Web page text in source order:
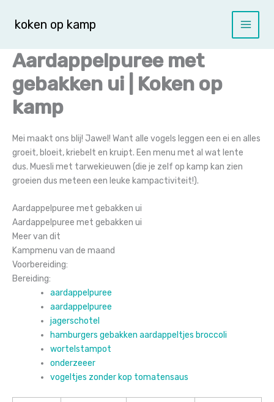
naar
inhoud
koken op kamp
Aardappelpuree met
gebakken ui | Koken op
kamp
Mei maakt ons blij! Jawel! Want alle vogels leggen een ei en alles
groeit, bloeit, kriebelt en kruipt. Een menu met al wat lente
dus. Muesli met tarwekieuwen (die je zelf op kamp kan zien
groeien dus meteen een leuke kampactiviteit!).
Aardappelpuree met gebakken ui
Aardappelpuree met gebakken ui
Meer van dit
Kampmenu van de maand
Voorbereiding:
Bereiding:
aardappelpuree
aardappelpuree
jagerschotel
hamburgers gebakken aardappeltjes broccoli
wortelstampot
onderzeeer
vogeltjes zonder kop tomatensaus